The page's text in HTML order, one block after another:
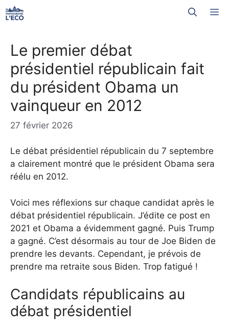
Aller
au
Le premier débat
présidentiel républicain fait
du président Obama un
vainqueur en 2012
27 février 2026
Le débat présidentiel républicain du 7 septembre
a clairement montré que le président Obama sera
réélu en 2012.
Voici mes réflexions sur chaque candidat après le
débat présidentiel républicain. J’édite ce post en
2021 et Obama a évidemment gagné. Puis Trump
a gagné. C’est désormais au tour de Joe Biden de
prendre les devants. Cependant, je prévois de
prendre ma retraite sous Biden. Trop fatigué !
Candidats républicains au
débat présidentiel